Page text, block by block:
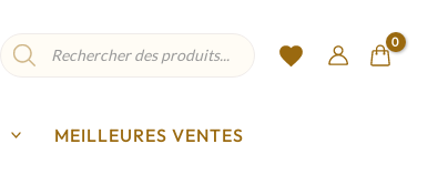
Recherche
de
MEILLEURES VENTES